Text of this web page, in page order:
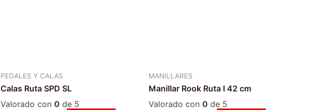
PEDALES Y CALAS
Calas Ruta SPD SL
Valorado con 0 de 5
MANILLARES
Manillar Rook Ruta I 42 cm
Valorado con 0 de 5